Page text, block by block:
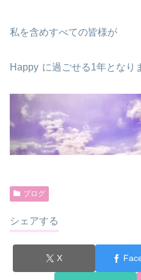
私を含めすべての皆様が
Happy に過ごせる1年となり
ブログ
シェアする
X